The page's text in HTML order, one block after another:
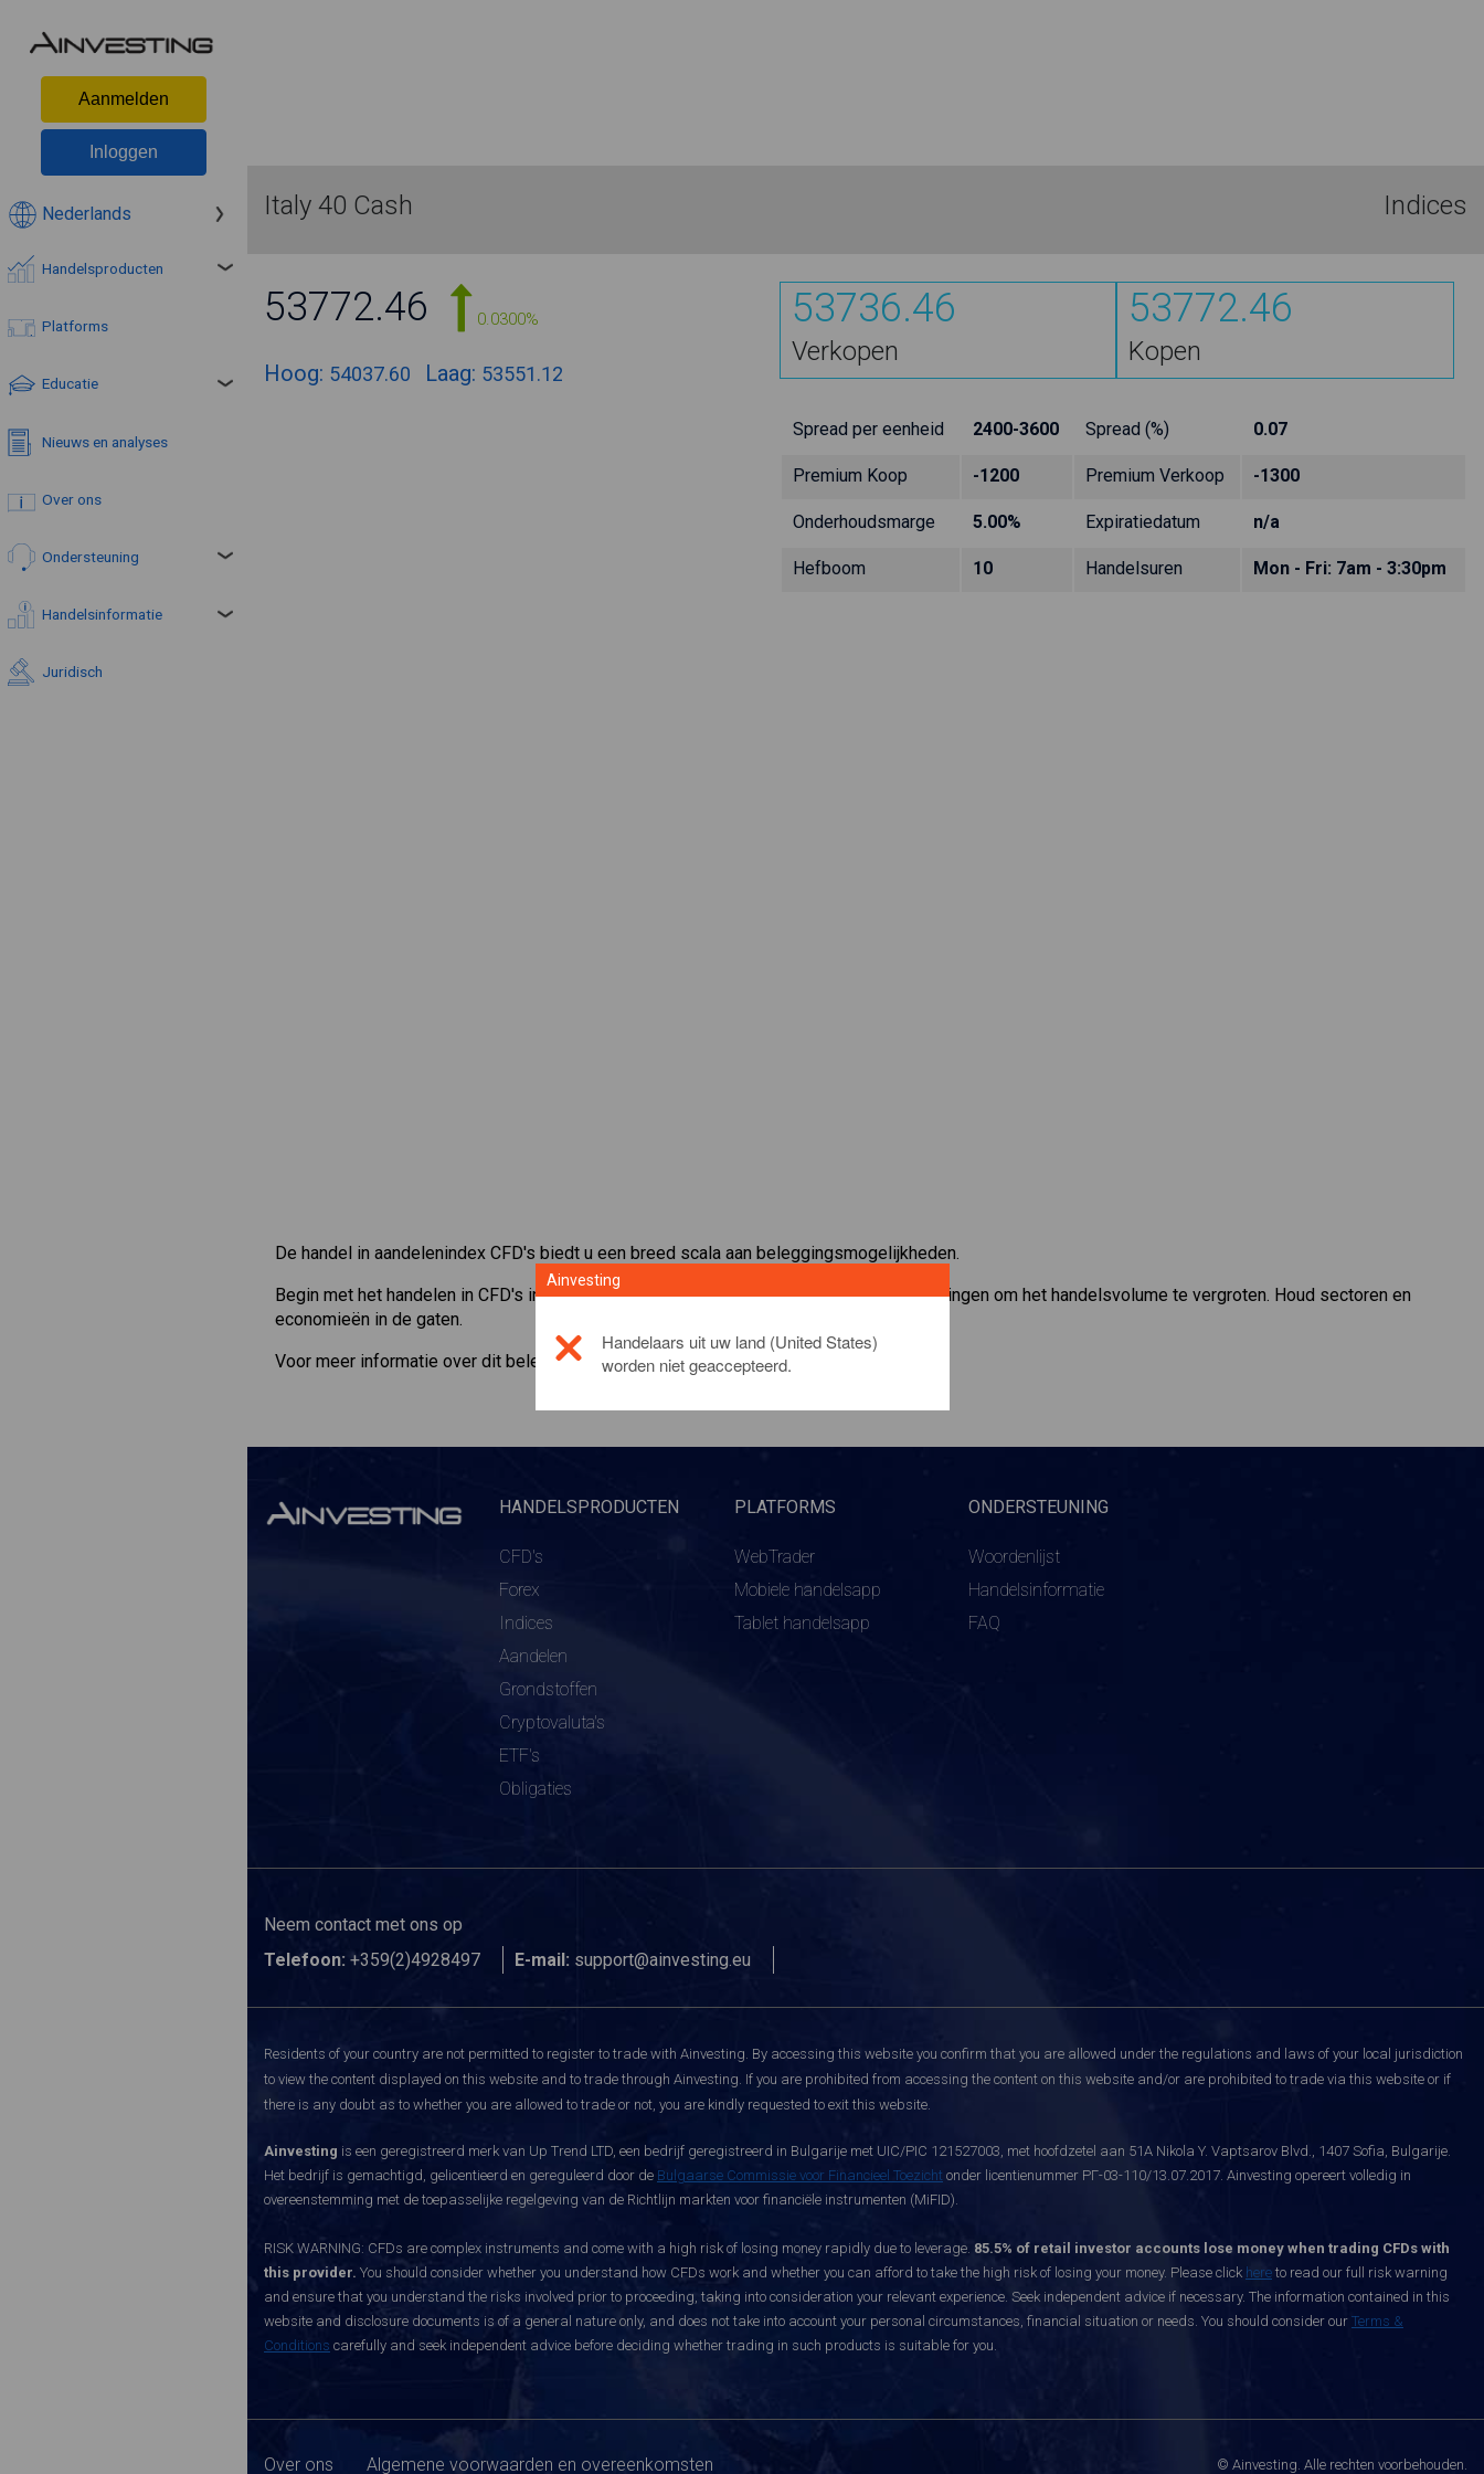
Aanmelden
Inloggen
Nederlands
Handelsproducten
Platforms
Educatie
Nieuws en analyses
Over ons
Ondersteuning
Handelsinformatie
Juridisch
Italy 40 Cash Indices
53772.46 0.0300%
Hoog: 54037.60 Laag: 53551.12
53736.46
Verkopen
53772.46
Kopen
Spread per eenheid 2400-3600 Spread (%) 0.07
Premium Koop -1200 Premium Verkoop -1300
Onderhoudsmarge 5.00% Expiratiedatum n/a
Hefboom 10 Handelsuren Mon - Fri: 7am - 3:30pm
De handel in aandelenindex CFD's biedt u een breed scala aan beleggingsmogelijkheden.
Begin met het handelen in CFD's inItaly 40 Cashen maak gebruik van kleine margestortingen om het handelsvolume te vergroten. Houd sectoren en
economieën in de gaten.
Voor meer informatie over dit beleggingsproduct, gelieveclick here
HANDELSPRODUCTEN
CFD's
Forex
Indices
Aandelen
Grondstoffen
Cryptovaluta's
ETF's
Obligaties
PLATFORMS
WebTrader
Mobiele handelsapp
Tablet handelsapp
ONDERSTEUNING
Woordenlijst
Handelsinformatie
FAQ
Neem contact met ons op
Telefoon: +359(2)4928497 E-mail: support@ainvesting.eu
Residents of your country are not permitted to register to trade with Ainvesting. By accessing this website you confirm that you are allowed under the regulations and laws of your local jurisdiction
to view the content displayed on this website and to trade through Ainvesting. If you are prohibited from accessing the content on this website and/or are prohibited to trade via this website or if
there is any doubt as to whether you are allowed to trade or not, you are kindly requested to exit this website.
Ainvesting is een geregistreerd merk van Up Trend LTD, een bedrijf geregistreerd in Bulgarije met UIC/PIC 121527003, met hoofdzetel aan 51A Nikola Y. Vaptsarov Blvd., 1407 Sofia, Bulgarije.
Het bedrijf is gemachtigd, gelicentieerd en gereguleerd door de Bulgaarse Commissie voor Financieel Toezicht onder licentienummer РГ-03-110/13.07.2017. Ainvesting opereert volledig in
overeenstemming met de toepasselijke regelgeving van de Richtlijn markten voor financiële instrumenten (MiFID).
RISK WARNING: CFDs are complex instruments and come with a high risk of losing money rapidly due to leverage. 85.5% of retail investor accounts lose money when trading CFDs with
this provider. You should consider whether you understand how CFDs work and whether you can afford to take the high risk of losing your money. Please click here to read our full risk warning
and ensure that you understand the risks involved prior to proceeding, taking into consideration your relevant experience. Seek independent advice if necessary. The information contained in this
website and disclosure documents is of a general nature only, and does not take into account your personal circumstances, financial situation or needs. You should consider our Terms &
Conditions carefully and seek independent advice before deciding whether trading in such products is suitable for you.
Over ons Algemene voorwaarden en overeenkomsten © Ainvesting. Alle rechten voorbehouden.
Ainvesting
Handelaars uit uw land (United States)
worden niet geaccepteerd.